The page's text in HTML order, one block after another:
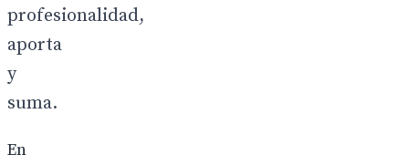
profesionalidad,
aporta
y
suma.
En